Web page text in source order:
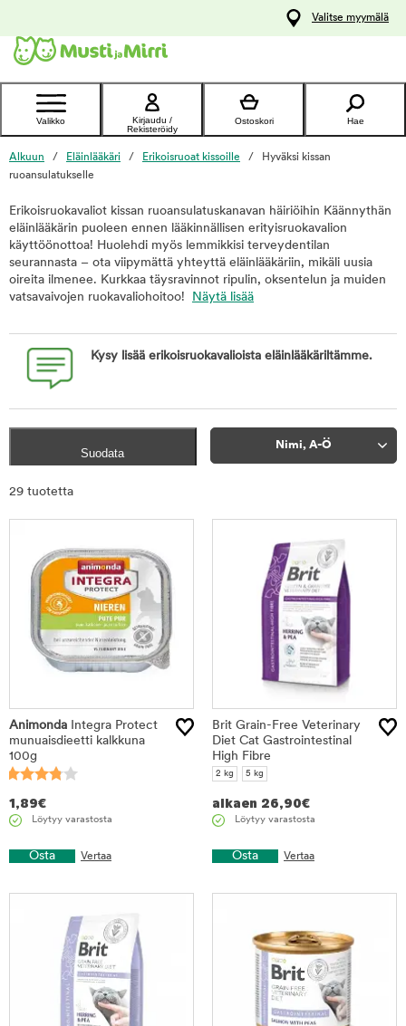
Ota yhteyttä
asiakaspalveluun
Valitse myymälä
Valikko
Kirjaudu /
Rekisteröidy
Ostoskori Hae
Alkuun Eläinlääkäri Erikoisruoat kissoille
Hyväksi kissan
ruoansulatukselle
Erikoisruokavaliot kissan ruoansulatuskanavan häiriöihin Käännythän
eläinlääkärin puoleen ennen lääkinnällisen erityisruokavalion
käyttöönottoa! Huolehdi myös lemmikkisi terveydentilan
seurannasta – ota viipymättä yhteyttä eläinlääkäriin, mikäli uusia
oireita ilmenee. Kurkkaa täysravinnot ripulin, oksentelun ja muiden
vatsavaivojen ruokavaliohoitoo! Näytä lisää
Kysy lisää erikoisruokavalioista eläinlääkäriltämme.
Suodata
Nimi, A-Ö
29 tuotetta
Animonda Integra Protect
munuaisdieetti kalkkuna
100g
1,89€
Löytyy varastosta
Osta Vertaa
Brit Grain-Free Veterinary
Diet Cat Gastrointestinal
High Fibre
2 kg 5 kg
alkaen 26,90€
Löytyy varastosta
Osta Vertaa